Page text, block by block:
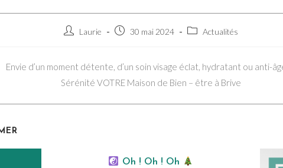
Auteur/autrice
publication :
Laurie
Publication
30 mai 2024
PostActualités
Envie d’un moment détente, d’un soin visage éclat, hydratant ou anti-
Sérénité VOTRE Maison de Bien – être à Brive
Oh ! Oh ! Oh